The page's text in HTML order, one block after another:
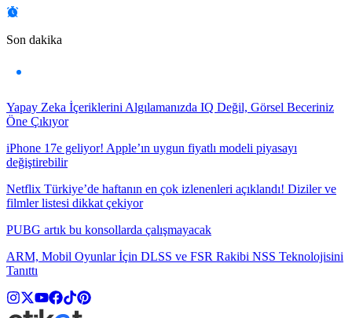
Son dakika
Yapay Zeka İçeriklerini Algılamanızda IQ Değil, Görsel Beceriniz
Öne Çıkıyor
iPhone 17e geliyor! Apple’ın uygun fiyatlı modeli piyasayı
değiştirebilir
Netflix Türkiye’de haftanın en çok izlenenleri açıklandı! Diziler ve
filmler listesi dikkat çekiyor
PUBG artık bu konsollarda çalışmayacak
ARM, Mobil Oyunlar İçin DLSS ve FSR Rakibi NSS Teknolojisini
Tanıttı